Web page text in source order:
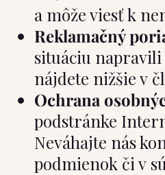
a môže viesť k
Reklamačný
situáciu
nájdete nižšie v
Ochrana
podstránke
Neváhajte nás
podmienok či v